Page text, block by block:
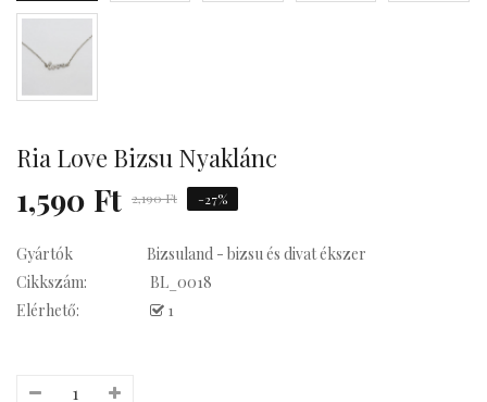
Ria Love Bizsu Nyaklánc
1,590 Ft 2,190 Ft -27%
Gyártók
Bizsuland - bizsu és divat ékszer
Cikkszám:
BL_0018
Elérhető:
1